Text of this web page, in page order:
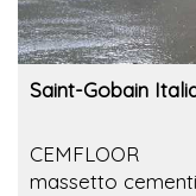
Saint-Gobain
CEMFLOOR
massetto